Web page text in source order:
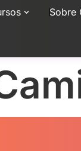
Sobre